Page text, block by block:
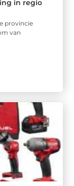
in regio
provincie
van